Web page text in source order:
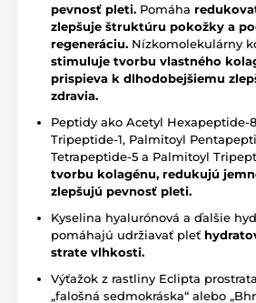
pevnosť pleti. Pomáha
zlepšuje štruktúru pokožky a
regeneráciu. Nízkomolekulárny
stimuluje tvorbu vlastného
prispieva k dlhodobejšiemu
zdravia.
Peptidy ako Acetyl Hexapeptide-
Tripeptide-1, Palmitoyl
Tetrapeptide-5 a Palmitoyl
tvorbu kolagénu, redukujú
zlepšujú pevnosť pleti.
Kyselina hyalurónová a ďalšie
pomáhajú udržiavať pleť
strate vlhkosti.
Výťažok z rastliny Eclipta
„falošná sedmokráska“ alebo